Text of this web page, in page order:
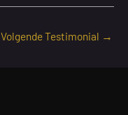
Volgende Testimonial →